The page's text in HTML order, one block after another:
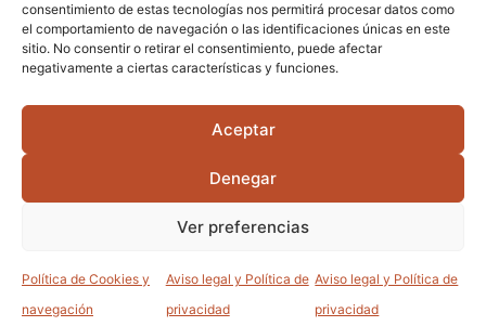
consentimiento de estas tecnologías nos permitirá procesar datos como
el comportamiento de navegación o las identificaciones únicas en este
sitio. No consentir o retirar el consentimiento, puede afectar
negativamente a ciertas características y funciones.
Aceptar
Denegar
Ver preferencias
Política de Cookies y
navegación
Aviso legal y Política de
privacidad
Aviso legal y Política de
privacidad
CONTACTA
Cami Primera Marrada, SN, 25600, Balaguer
info@jardipamies.com
621 238 242
0